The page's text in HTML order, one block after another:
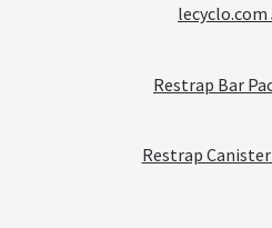
lecyclo.com
Restrap Bar
Restrap